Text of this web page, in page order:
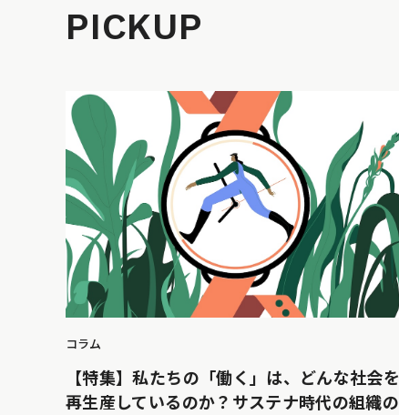
PICKUP
コラム
【特集】私たちの「働く」は、どんな社会を
再生産しているのか？サステナ時代の組織の